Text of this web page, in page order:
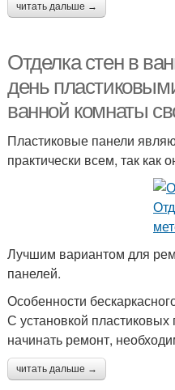
читать дальше →
Отделка стен в
день
ванной комнаты
Пластиковые панели
практически всем, так
Лучшим вариантом для
панелей.
Особенности
С установкой
начинать ремонт,
читать дальше →